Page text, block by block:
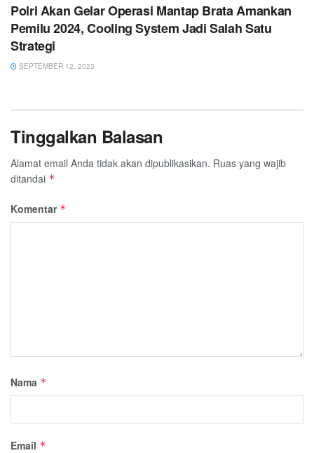
Polri Akan Gelar Operasi Mantap Brata Amankan
Pemilu 2024, Cooling System Jadi Salah Satu
Strategi
SEPTEMBER 12, 2023
Tinggalkan Balasan
Alamat email Anda tidak akan dipublikasikan. Ruas yang wajib
ditandai *
Komentar *
Nama *
Email *